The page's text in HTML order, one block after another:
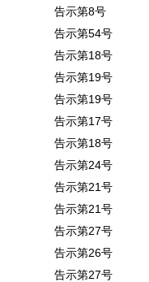
告示第8号
告示第54号
告示第18号
告示第19号
告示第19号
告示第17号
告示第18号
告示第24号
告示第21号
告示第21号
告示第27号
告示第26号
告示第27号